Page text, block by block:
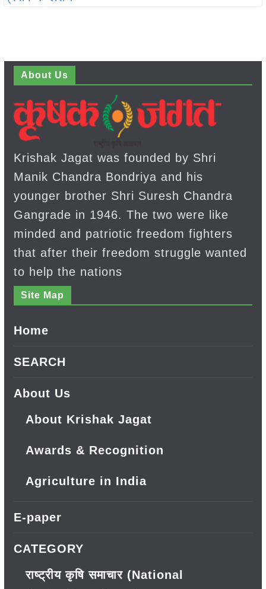
About Us
Krishak Jagat was founded by Shri
Manik Chandra Bondriya and his
younger brother Shri Suresh Chandra
Gangrade in 1946. The two were like
minded and patriotic freedom fighters
that after their freedom struggle wanted
to help the nations
Site Map
Home
SEARCH
About Us
About Krishak Jagat
Awards & Recognition
Agriculture in India
E-paper
CATEGORY
राष्ट्रीय कृषि समाचार (National